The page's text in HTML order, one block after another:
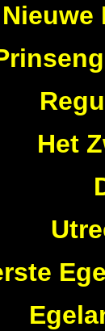
Nieuwe
Het